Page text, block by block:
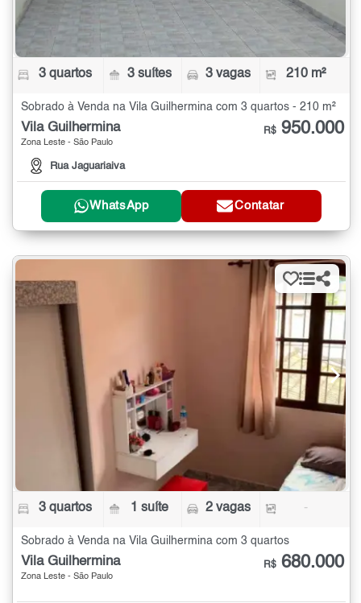
3 quartos 3 suítes 3 vagas 210 m²
Sobrado à Venda na Vila Guilhermina com 3 quartos - 210 m²
Vila Guilhermina
Zona Leste - São Paulo
Rua Jaguariaiva
R$ 950.000
WhatsApp Contatar
3 quartos 1 suíte 2 vagas -
Sobrado à Venda na Vila Guilhermina com 3 quartos
Vila Guilhermina
Zona Leste - São Paulo
R$ 680.000